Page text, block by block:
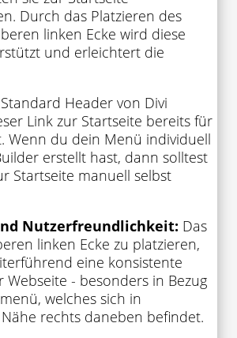
Durch das Platzieren des
linken Ecke wird diese
und erleichtert die
Header von Divi
Link zur Startseite bereits für
Wenn du dein Menü individuell
erstellt hast, dann solltest
Startseite manuell selbst
Nutzerfreundlichkeit: Das
linken Ecke zu platzieren,
eine konsistente
Webseite - besonders in Bezug
welches sich in
rechts daneben befindet.